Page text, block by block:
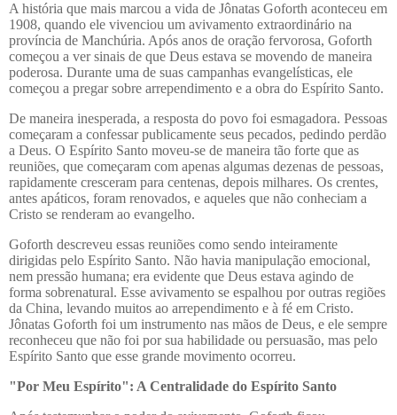
A história que mais marcou a vida de Jônatas Goforth aconteceu em
1908, quando ele vivenciou um avivamento extraordinário na
província de Manchúria. Após anos de oração fervorosa, Goforth
começou a ver sinais de que Deus estava se movendo de maneira
poderosa. Durante uma de suas campanhas evangelísticas, ele
começou a pregar sobre arrependimento e a obra do Espírito Santo.
De maneira inesperada, a resposta do povo foi esmagadora. Pessoas
começaram a confessar publicamente seus pecados, pedindo perdão
a Deus. O Espírito Santo moveu-se de maneira tão forte que as
reuniões, que começaram com apenas algumas dezenas de pessoas,
rapidamente cresceram para centenas, depois milhares. Os crentes,
antes apáticos, foram renovados, e aqueles que não conheciam a
Cristo se renderam ao evangelho.
Goforth descreveu essas reuniões como sendo inteiramente
dirigidas pelo Espírito Santo. Não havia manipulação emocional,
nem pressão humana; era evidente que Deus estava agindo de
forma sobrenatural. Esse avivamento se espalhou por outras regiões
da China, levando muitos ao arrependimento e à fé em Cristo.
Jônatas Goforth foi um instrumento nas mãos de Deus, e ele sempre
reconheceu que não foi por sua habilidade ou persuasão, mas pelo
Espírito Santo que esse grande movimento ocorreu.
"Por Meu Espírito": A Centralidade do Espírito Santo